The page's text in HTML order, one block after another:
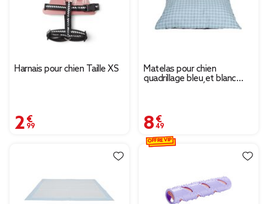
Harnais pour chien Taille XS
2,99 €
Matelas pour chien
quadrillage bleu et blanc
8,49 €
OFFRE VIP